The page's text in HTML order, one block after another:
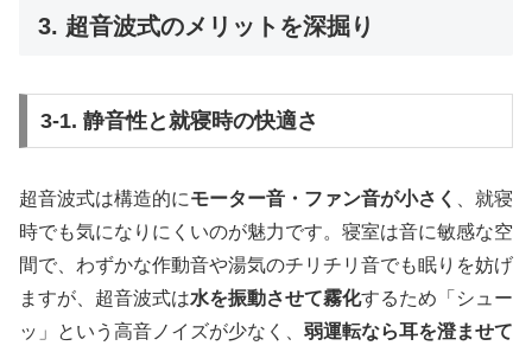
3. 超音波式のメリットを深掘り
3-1. 静音性と就寝時の快適さ
超音波式は構造的にモーター音・ファン音が小さく
、就寝
時でも気になりにくいのが魅力です。寝室は音に敏感な空
間で、わずかな作動音や湯気のチリチリ音でも眠りを妨げ
ますが、超音波式は水を振動させて霧化するため「シュー
ッ」という高音ノイズが少なく、 弱運転なら耳を澄ませて